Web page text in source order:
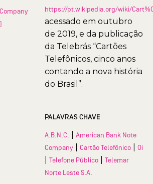
https://pt.wikipedia.org/wiki/
acessado em outubro
de 2019, e da publicação
da Telebrás “Cartões
Telefônicos, cinco anos
contando a nova história
do Brasil”.
PALAVRAS CHAVE
A.B.N.C.
American Bank Note
Company
Cartão Telefônico Oi
Telefone Público
Telemar
Norte Leste S.A.